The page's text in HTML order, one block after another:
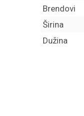
Brendovi
Širina
Dužina